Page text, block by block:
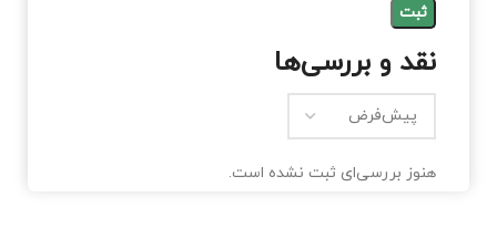
نقد و بررسی‌ها
هنوز بررسی‌ای ثبت نشده است.